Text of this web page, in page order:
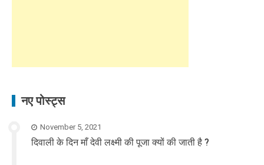
नए पोस्ट्स
November 5, 2021
दिवाली के दिन माँ देवी लक्ष्मी की पूजा क्यों की जाती है ?